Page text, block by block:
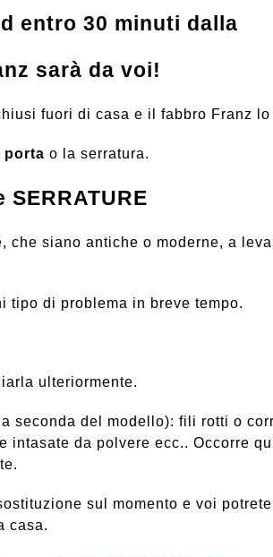
entro 30 minuti dalla
sarà da voi!
fuori di casa e il fabbro Franz lo
porta o la serratura.
SERRATURE
siano antiche o moderne, a
tipo di problema in breve tempo.
ulteriormente.
seconda del modello): fili rotti o
da polvere ecc.. Occorre
sul momento e voi
casa.